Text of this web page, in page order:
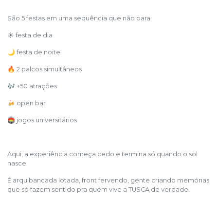
São 5 festas em uma sequência que não para:
☀️ festa de dia
🌙 festa de noite
🔥 2 palcos simultâneos
🎶 +50 atrações
🍻 open bar
🏟️ jogos universitários
Aqui, a experiência começa cedo e termina só quando o sol
nasce.
É arquibancada lotada, front fervendo, gente criando memórias
que só fazem sentido pra quem vive a TUSCA de verdade.